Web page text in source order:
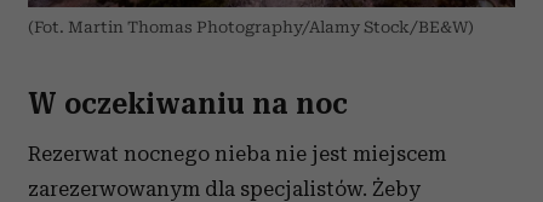
(Fot. Martin Thomas Photography/Alamy Stock/BE&W)
W oczekiwaniu na noc
Rezerwat nocnego nieba nie jest miejscem
zarezerwowanym dla specjalistów. Żeby